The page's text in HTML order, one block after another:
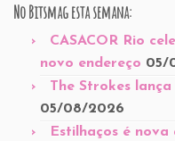
No Bitsmag esta semana:
CASACOR Rio
novo endereço 05/
The Strokes
05/08/2026
Estilhaços é